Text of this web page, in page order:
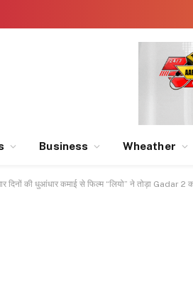
Business Wheather
दिनों की धुआंधार कमाई से फिल्म “लियो” ने तोड़ा Gadar 2 का